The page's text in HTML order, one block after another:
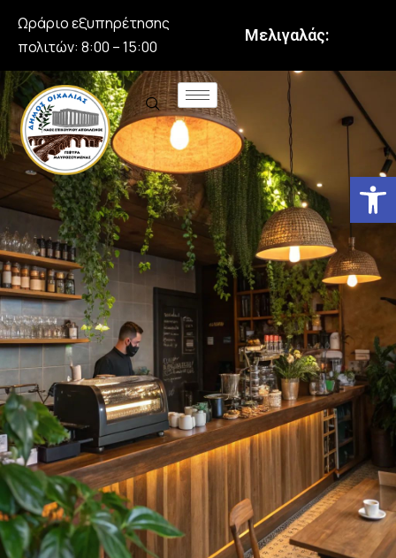
Ωράριο εξυπηρέτησης
πολιτών: 8:00 – 15:00
Μελιγαλάς: